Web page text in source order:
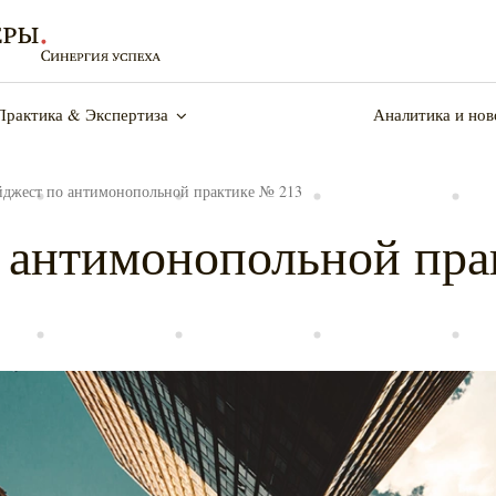
& Экспертиза Аналитика и
по антимонопольной практике № 213
Наша команда
Контакты
8
Закупки: правовая поддержка
Интеллектуальная собственность